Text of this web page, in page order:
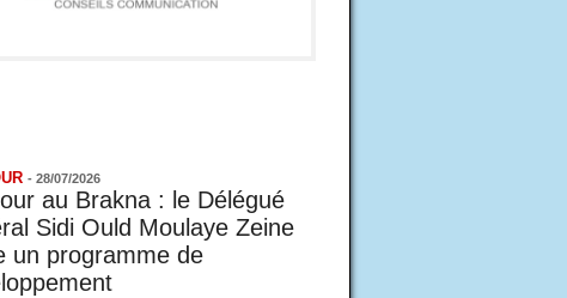
- 28/07/2026
au Brakna : le Délégué
Sidi Ould Moulaye Zeine
un programme de